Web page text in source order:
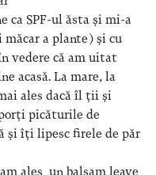
ca SPF-ul ăsta și mi-a
a plante) și cu
vedere că am uitat
acasă. La mare, la
ales dacă îl ții și
picăturile de
și îți lipesc firele de păr
ales un balsam leave